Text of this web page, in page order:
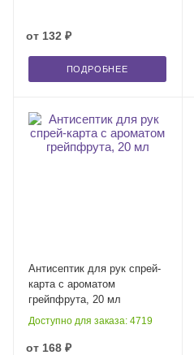
от 132 ₽
ПОДРОБНЕЕ
Антисептик для рук спрей-
карта с ароматом
грейпфрута, 20 мл
Доступно для заказа: 4719
от 168 ₽